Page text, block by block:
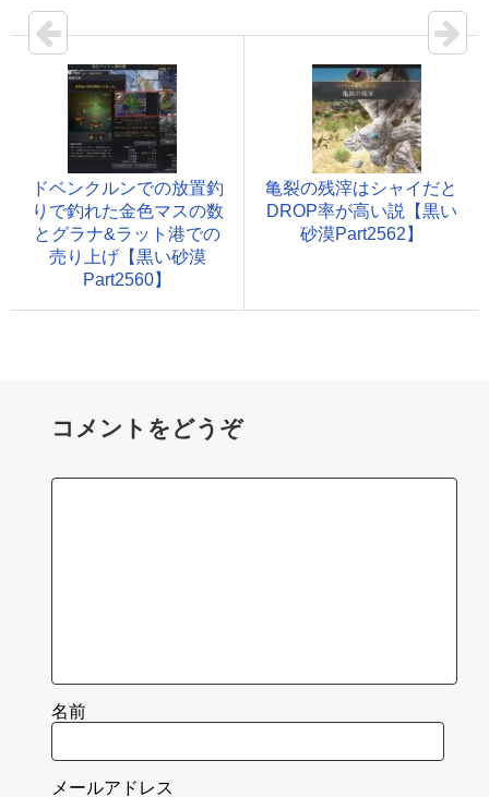
ドベンクルンでの放置釣
りで釣れた金色マスの数
とグラナ&ラット港での
売り上げ【黒い砂漠
Part2560】
亀裂の残滓はシャイだと
DROP率が高い説【黒い
砂漠Part2562】
コメントをどうぞ
名前
メールアドレス